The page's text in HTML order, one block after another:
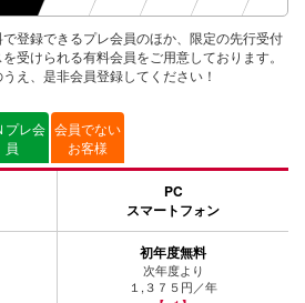
登録できるプレ会員のほか、限定の先行受付
受けられる有料会員をご用意しております。
え、是非会員登録してください！
プレ会
員
会員でない
お客様
PC
スマートフォン
初年度無料
次年度より
１,３７５円／年